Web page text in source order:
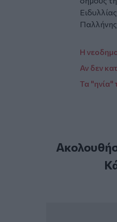
Η
Αν δεν
Τα "ηνία"